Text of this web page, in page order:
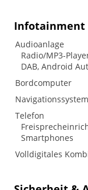
Infotainment
Audioanlage
Radio/MP3-
DAB, Android
Bordcomputer
Navigationssystem
Telefon
Smartphones
Volldigitales